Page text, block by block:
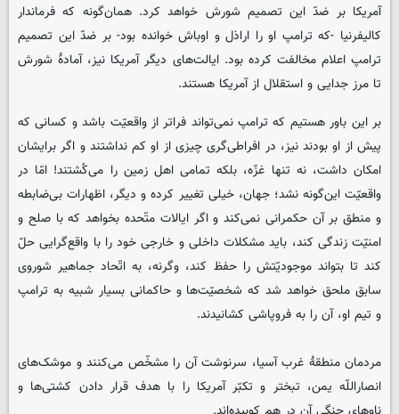
آمریکا بر ضدّ این تصمیم شورش خواهد کرد. همان‌گونه که فرماندار
کالیفرنیا -که ترامپ او را اراذل و اوباش خوانده بود- بر ضدّ این تصمیم
ترامپ اعلام مخالفت کرده بود. ایالت‌های دیگر آمریکا نیز، آمادۀ شورش
تا مرز جدایی و استقلال از آمریکا هستند.
بر این باور هستیم که ترامپ نمی‌تواند فراتر از واقعیّت باشد و کسانی که
پیش از او بودند نیز، در افراطی‌گری چیزی از او کم نداشتند و اگر برایشان
امکان داشت، نه تنها غزّه، بلکه تمامی اهل زمین را می‌کُشتند! امّا در
واقعیّت این‌گونه نشد؛ جهان، خیلی تغییر کرده و دیگر، اظهارات بی‌ضابطه
و منطق بر آن حکمرانی نمی‌کند و اگر ایالات متّحده بخواهد که با صلح و
امنیّت زندگی کند، باید مشکلات داخلی و خارجی خود را با واقع‌گرایی حلّ
کند تا بتواند موجودیّتش را حفظ کند، وگرنه، به اتّحاد جماهیر شوروی
سابق ملحق خواهد شد که شخصیّت‌ها و حاکمانی بسیار شبیه به ترامپ
و تیم او، آن را به فروپاشی کشانیدند.
مردمان منطقۀ غرب آسیا، سرنوشت آن را مشخّص می‌کنند و موشک‌های
انصاراللّه یمن، تبختر و تکبّر آمریکا را با هدف قرار دادن کشتی‌ها و